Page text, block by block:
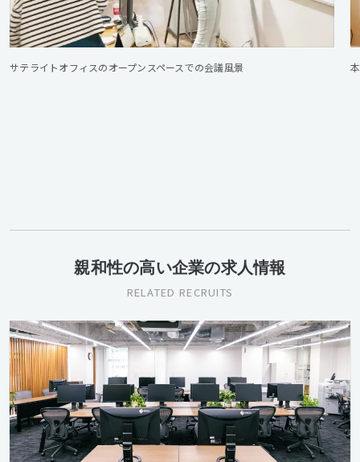
サテライトオフィスのオープンスペースでの会議風景
親和性の高い企業の求人情報
RELATED RECRUITS